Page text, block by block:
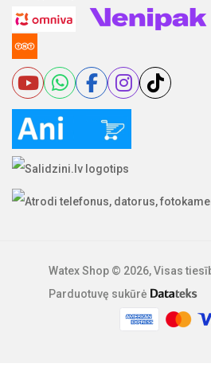
Watex Shop © 2026, Visas
Parduotuvę sukūrė